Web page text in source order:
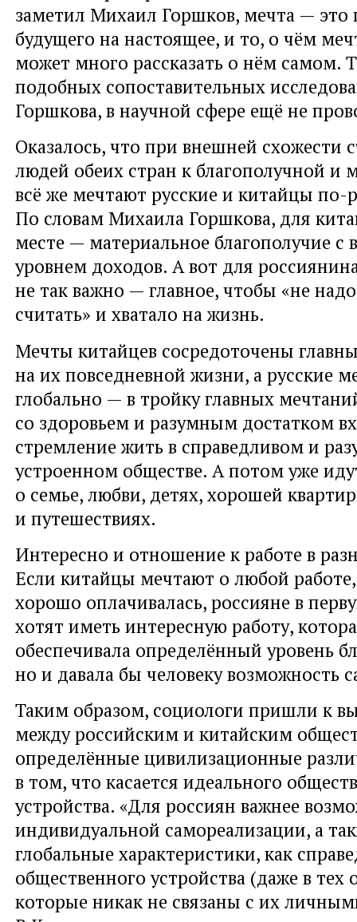
заметил Михаил Горшков, мечта — это
будущего на настоящее, и то, о чём
может много рассказать о нём самом.
подобных сопоставительных
Горшкова, в научной сфере ещё не
Оказалось, что при внешней схожести
людей обеих стран к благополучной и
всё же мечтают русские и китайцы по-
По словам Михаила Горшкова, для
месте — материальное благополучие с
уровнем доходов. А вот для
не так важно — главное, чтобы «не
считать» и хватало на жизнь.
Мечты китайцев сосредоточены
на их повседневной жизни, а русские
глобально — в тройку главных
со здоровьем и разумным достатком
стремление жить в справедливом и
устроенном обществе. А потом уже
о семье, любви, детях, хорошей
и путешествиях.
Интересно и отношение к работе в
Если китайцы мечтают о любой
хорошо оплачивалась, россияне в
хотят иметь интересную работу,
обеспечивала определённый уровень
но и давала бы человеку возможность
Таким образом, социологи пришли к
между российским и китайским
определённые цивилизационные
в том, что касается идеального
устройства. «Для россиян важнее
индивидуальной самореализации, а
глобальные характеристики, как
общественного устройства (даже в тех
которые никак не связаны с их